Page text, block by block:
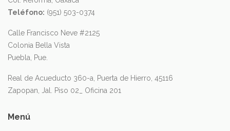
Teléfono: (951) 503-0374
Calle Francisco Neve #2125
Colonia Bella Vista
Puebla, Pue.
Real de Acueducto 360-a, Puerta de Hierro, 45116
Zapopan, Jal. Piso 02_ Oficina 201
Menú